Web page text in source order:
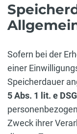
Sofern bei der
einer
Speicherdauer
5 Abs. 1 lit. e
Zweck ihrer